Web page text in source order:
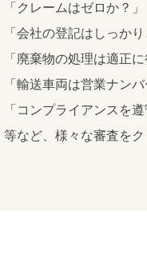
「クレームはゼロか？」
「会社の登記はしっか
「廃棄物の処理は適正
「輸送車両は営業ナンバ
「コンプライアンスを
等など、様々な審査を